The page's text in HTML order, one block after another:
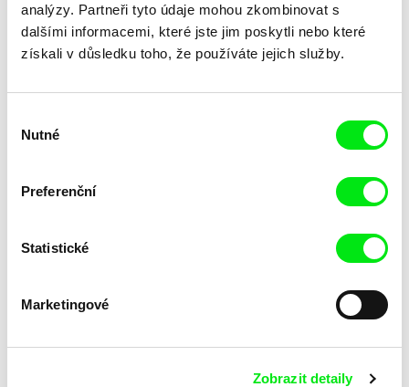
analýzy. Partneři tyto údaje mohou zkombinovat s
dalšími informacemi, které jste jim poskytli nebo které
získali v důsledku toho, že používáte jejich služby.
souhlasu
Nutné
Preferenční
Statistické
Marketingové
Zobrazit detaily
Brownem